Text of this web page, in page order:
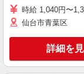
時給 1,040円〜
仙台市青葉区
詳細を